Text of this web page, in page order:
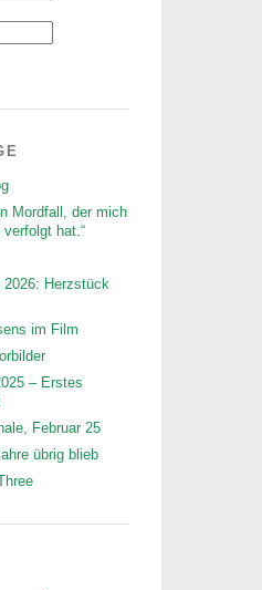
Mordfall, der mich
hat.“
2026: Herzstück
im Film
– Erstes
Februar 25
übrig blieb